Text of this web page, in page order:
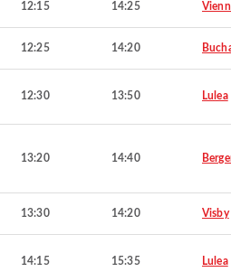
12:15 14:25
12:25 14:20
12:30 13:50 Lulea
13:20 14:40
13:30 14:20 Visby
14:15 15:35 Lulea